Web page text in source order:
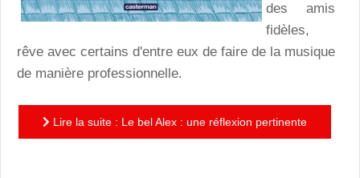
des amis
fidèles,
rêve avec certains d'entre eux de faire de la musique
de manière professionnelle.
Lire la suite : Le bel Alex : une réflexion pertinente